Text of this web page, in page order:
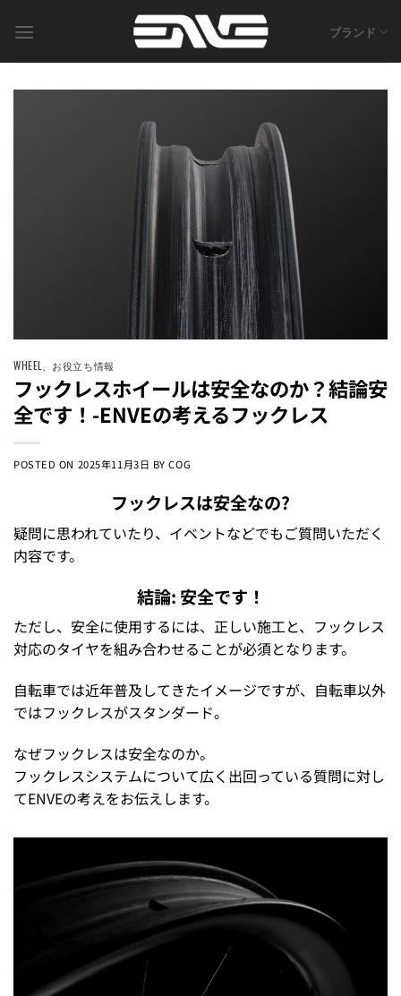
ブランド
WHEEL お役立ち情報
フックレスホイールは安全なのか？結論安
全です！-ENVEの考えるフックレス
POSTED ON 2025年11月3日 BYCOG
フックレスは安全なの?
疑問に思われていたり、イベントなどでもご質問いただく
内容です。
結論: 安全です！
ただし、安全に使用するには、正しい施工と、フックレス
対応のタイヤを組み合わせることが必須となります。
自転車では近年普及してきたイメージですが、自転車以外
ではフックレスがスタンダード。
なぜフックレスは安全なのか。
フックレスシステムについて広く出回っている質問に対し
てENVEの考えをお伝えします。